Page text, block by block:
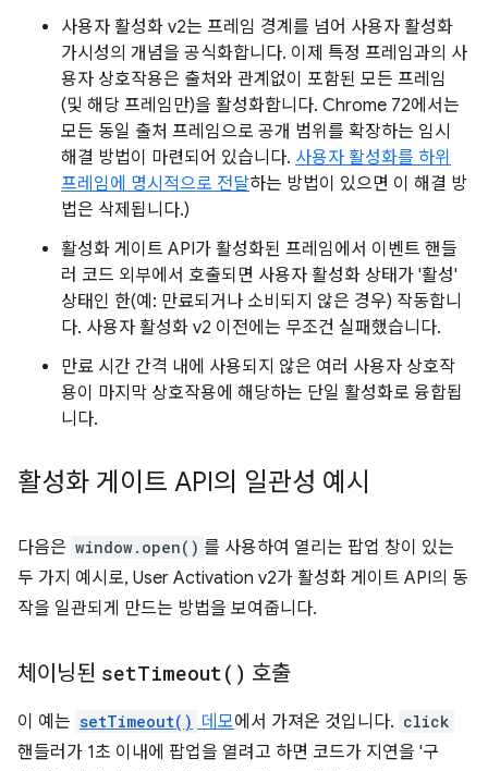
사용자 활성화 v2는 프레임 경계를 넘어 사용자 활성화
가시성의 개념을 공식화합니다. 이제 특정 프레임과의 사
용자 상호작용은 출처와 관계없이 포함된 모든 프레임
(및 해당 프레임만)을 활성화합니다. Chrome 72에서는
모든 동일 출처 프레임으로 공개 범위를 확장하는 임시
해결 방법이 마련되어 있습니다. 사용자 활성화를 하위
프레임에 명시적으로 전달하는 방법이 있으면 이 해결 방
법은 삭제됩니다.)
활성화 게이트 API가 활성화된 프레임에서 이벤트 핸들
러 코드 외부에서 호출되면 사용자 활성화 상태가 '활성'
상태인 한(예: 만료되거나 소비되지 않은 경우) 작동합니
다. 사용자 활성화 v2 이전에는 무조건 실패했습니다.
만료 시간 간격 내에 사용되지 않은 여러 사용자 상호작
용이 마지막 상호작용에 해당하는 단일 활성화로 융합됩
니다.
활성화 게이트 API의 일관성 예시
다음은 window.open() 를 사용하여 열리는 팝업 창이 있는
두 가지 예시로, User Activation v2가 활성화 게이트 API의 동
작을 일관되게 만드는 방법을 보여줍니다.
체이닝된 setTimeout( ) 호출
이 예는 setTimeout() 데모에서 가져온 것입니다. click
핸들러가 1초 이내에 팝업을 열려고 하면 코드가 지연을 '구